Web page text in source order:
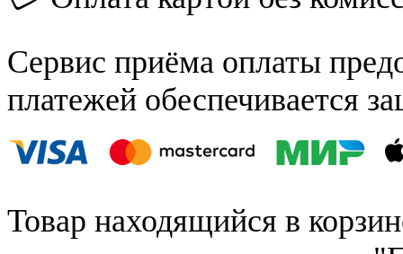
Сервис приёма оплаты
платежей обеспечивается
Товар находящийся в